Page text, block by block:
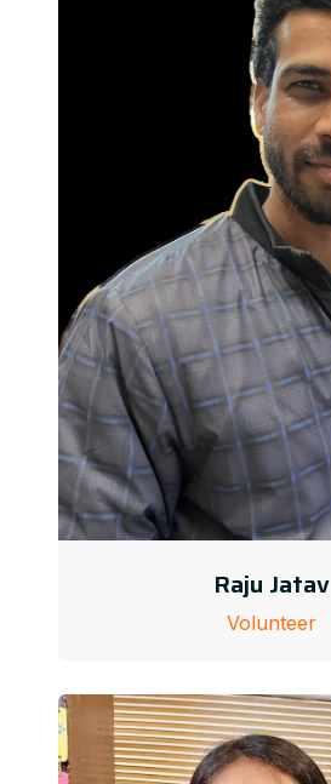
Raju Jatav
Volunteer